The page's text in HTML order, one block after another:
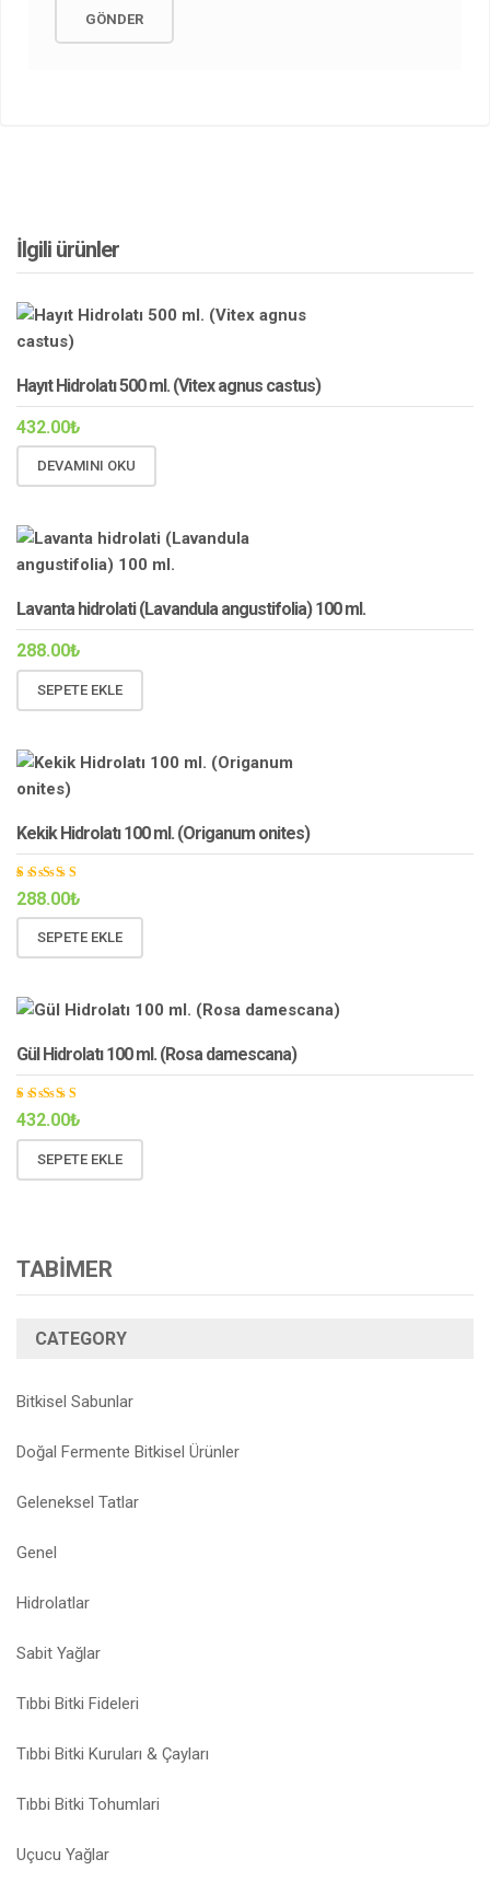
İlgili ürünler
Hayıt Hidrolatı 500 ml. (Vitex agnus castus)
432.00₺
DEVAMINI OKU
Lavanta hidrolati (Lavandula angustifolia) 100 ml.
288.00₺
SEPETE EKLE
Kekik Hidrolatı 100 ml. (Origanum onites)
5
üzerinde
n5.00
oy aldı
288.00₺
SEPETE EKLE
Gül Hidrolatı 100 ml. (Rosa damescana)
5
üzerinde
n5.00
oy aldı
432.00₺
SEPETE EKLE
TABİMER
CATEGORY
Bitkisel Sabunlar
Doğal Fermente Bitkisel Ürünler
Geleneksel Tatlar
Genel
Hidrolatlar
Sabit Yağlar
Tıbbi Bitki Fideleri
Tıbbi Bitki Kuruları & Çayları
Tıbbi Bitki Tohumlari
Uçucu Yağlar